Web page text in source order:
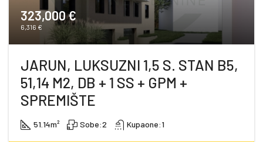
323,000 €
6,316 €
JARUN, LUKSUZNI 1,5 S. STAN B5,
51,14 M2, DB + 1 SS + GPM +
SPREMIŠTE
51.14m² Sobe:2 Kupaone:1